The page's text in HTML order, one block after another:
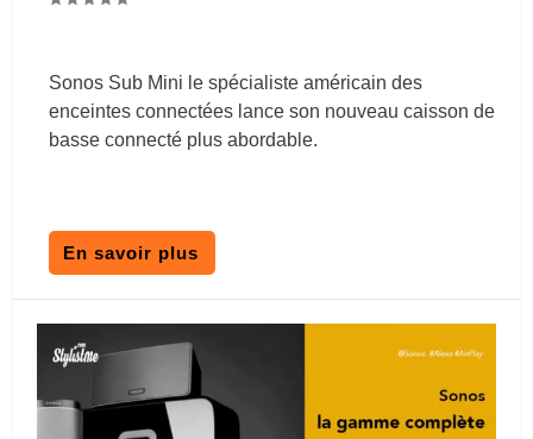
Sonos Sub Mini le spécialiste américain des
enceintes connectées lance son nouveau caisson de
basse connecté plus abordable.
En savoir plus